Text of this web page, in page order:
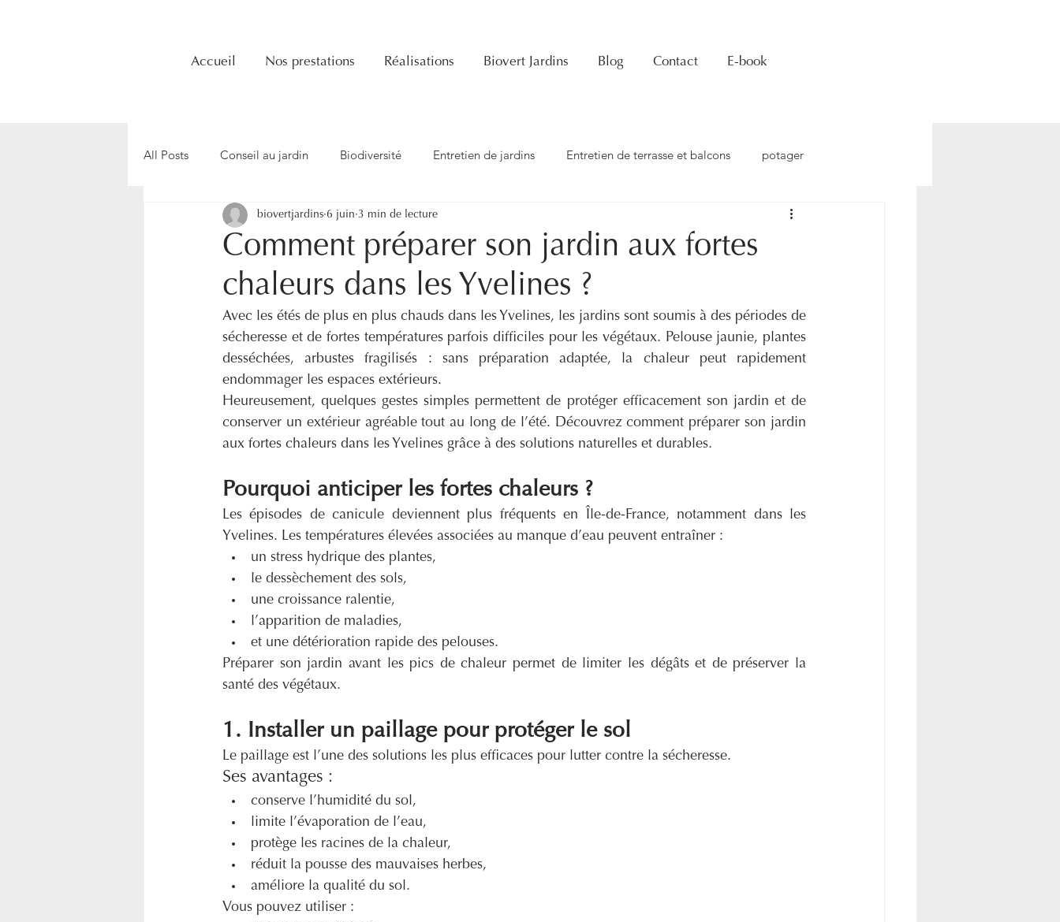
Accueil Nos prestations Réalisations Biovert Jardins Blog Contact E-book
All Posts Conseil au jardin Biodiversité Entretien de jardins Entretien de terrasse et balcons potager
Arrosage au jardin écologie Jardinage Plantation
Taille au jardin
Comment préparer son jardin aux fortes
chaleurs dans les Yvelines ?
biovertjardins 6 juin 3 min de lecture
Avec les étés de plus en plus chauds dans les Yvelines, les jardins sont soumis à des périodes de
sécheresse et de fortes températures parfois difficiles pour les végétaux. Pelouse jaunie, plantes
desséchées, arbustes fragilisés : sans préparation adaptée, la chaleur peut rapidement
endommager les espaces extérieurs.
Heureusement, quelques gestes simples permettent de protéger efficacement son jardin et de
conserver un extérieur agréable tout au long de l’été. Découvrez comment préparer son jardin
aux fortes chaleurs dans les Yvelines grâce à des solutions naturelles et durables.
Pourquoi anticiper les fortes chaleurs ?
Les épisodes de canicule deviennent plus fréquents en Île-de-France, notamment dans les
Yvelines. Les températures élevées associées au manque d’eau peuvent entraîner :
un stress hydrique des plantes,
le dessèchement des sols,
une croissance ralentie,
l’apparition de maladies,
et une détérioration rapide des pelouses.
Préparer son jardin avant les pics de chaleur permet de limiter les dégâts et de préserver la
santé des végétaux.
1. Installer un paillage pour protéger le sol
Le paillage est l’une des solutions les plus efficaces pour lutter contre la sécheresse.
Ses avantages :
conserve l’humidité du sol,
limite l’évaporation de l’eau,
protège les racines de la chaleur,
réduit la pousse des mauvaises herbes,
améliore la qualité du sol.
Vous pouvez utiliser :